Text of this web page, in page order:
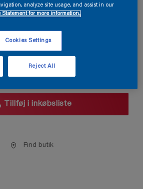
lommeregner
Tillføj i inkøbsliste
Find butik
analyze site usage, and assist in our
Statement for more information.
Cookies Settings
Reject All